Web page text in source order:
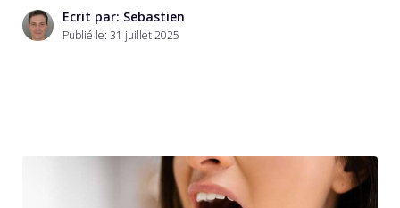
Ecrit par: Sebastien
Publié le: 31 juillet 2025